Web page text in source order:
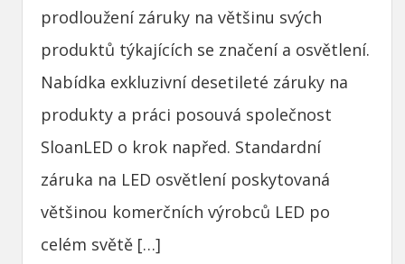
prodloužení záruky na většinu svých
produktů týkajících se značení a osvětlení.
Nabídka exkluzivní desetileté záruky na
produkty a práci posouvá společnost
SloanLED o krok napřed. Standardní
záruka na LED osvětlení poskytovaná
většinou komerčních výrobců LED po
celém světě […]